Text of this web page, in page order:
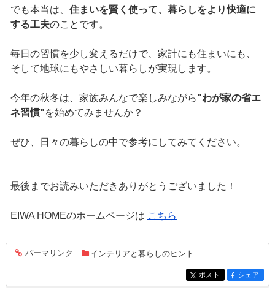
でも本当は、 住まいを賢く使って、暮らしをより快適に
する工夫のことです。
毎日の習慣を少し変えるだけで、家計にも住まいにも、
そして地球にもやさしい暮らしが実現します。
今年の秋冬は、家族みんなで楽しみながら"わが家の省エ
ネ習慣"を始めてみませんか？
ぜひ、日々の暮らしの中で参考にしてみてください。
最後までお読みいただきありがとうございました！
EIWA HOMEのホームページは こちら
entry268
パーマリンク インテリアと暮らしのヒント
entry268
ポスト entry268
シェア